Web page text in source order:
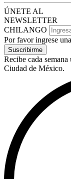
ÚNETE AL
NEWSLETTER
CHILANGO
Por favor ingrese
Suscribirme
Recibe cada
Ciudad de México.